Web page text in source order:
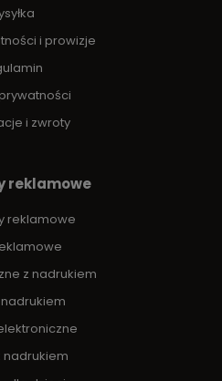
i prowizje
i zwroty
reklamowe
reklamowe
z nadrukiem
nadrukiem